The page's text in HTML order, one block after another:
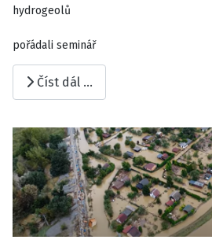
hydrogeolů
pořádali seminář
Číst dál …